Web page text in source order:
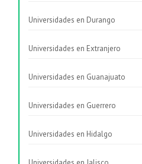
Universidades en Durango
Universidades en Extranjero
Universidades en Guanajuato
Universidades en Guerrero
Universidades en Hidalgo